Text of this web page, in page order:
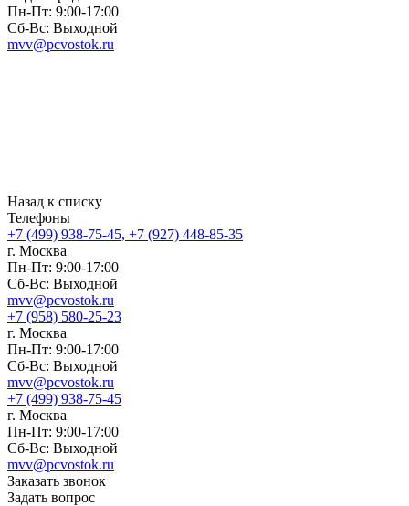
Пн-Пт: 9:00-17:00
Сб-Вс: Выходной
mvv@pcvostok.ru
Назад к списку
Телефоны
+7 (499) 938-75-45, +7 (927) 448-85-35
г. Москва
Пн-Пт: 9:00-17:00
Сб-Вс: Выходной
mvv@pcvostok.ru
+7 (958) 580-25-23
г. Москва
Пн-Пт: 9:00-17:00
Сб-Вс: Выходной
mvv@pcvostok.ru
+7 (499) 938-75-45
г. Москва
Пн-Пт: 9:00-17:00
Сб-Вс: Выходной
mvv@pcvostok.ru
Заказать звонок
Задать вопрос